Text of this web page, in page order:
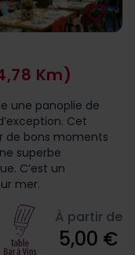
Km)
favorite_border
une panoplie de
Cet
de bons moments
superbe
C’est un
mer.
À partir de
5,00 €